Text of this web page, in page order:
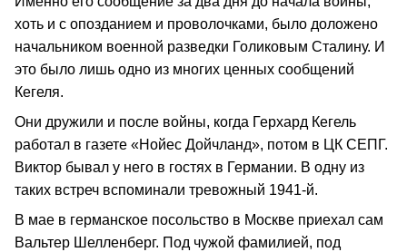
хоть и с опозданием и проволочками, было доложено
начальником военной разведки Голиковым Сталину. И
это было лишь одно из многих ценных сообщений
Кегеля.
Они дружили и после войны, когда Герхард Кегель
работал в газете «Нойес Дойчланд», потом в ЦК СЕПГ.
Виктор бывал у него в гостях в Германии. В одну из
таких встреч вспоминали тревожный 1941-й.
В мае в германское посольство в Москве приехал сам
Вальтер Шелленберг. Под чужой фамилией, под